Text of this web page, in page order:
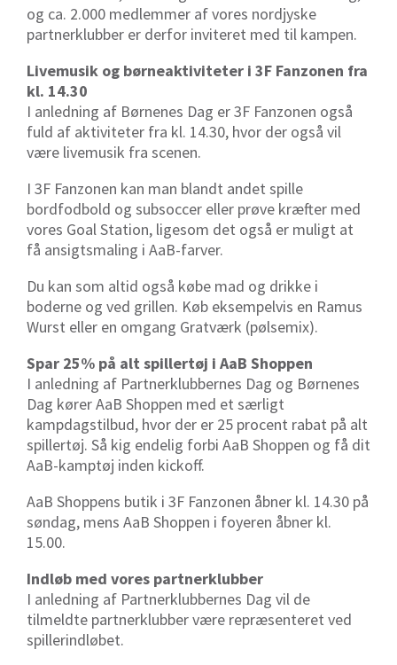
og ca. 2.000 medlemmer af vores nordjyske
partnerklubber er derfor inviteret med til kampen.
Livemusik og børneaktiviteter i 3F Fanzonen fra
kl. 14.30
I anledning af Børnenes Dag er 3F Fanzonen også
fuld af aktiviteter fra kl. 14.30, hvor der også vil
være livemusik fra scenen.
I 3F Fanzonen kan man blandt andet spille
bordfodbold og subsoccer eller prøve kræfter med
vores Goal Station, ligesom det også er muligt at
få ansigtsmaling i AaB-farver.
Du kan som altid også købe mad og drikke i
boderne og ved grillen. Køb eksempelvis en Ramus
Wurst eller en omgang Gratværk (pølsemix).
Spar 25% på alt spillertøj i AaB Shoppen
I anledning af Partnerklubbernes Dag og Børnenes
Dag kører AaB Shoppen med et særligt
kampdagstilbud, hvor der er 25 procent rabat på alt
spillertøj. Så kig endelig forbi AaB Shoppen og få dit
AaB-kamptøj inden kickoff.
AaB Shoppens butik i 3F Fanzonen åbner kl. 14.30 på
søndag, mens AaB Shoppen i foyeren åbner kl.
15.00.
Indløb med vores partnerklubber
I anledning af Partnerklubbernes Dag vil de
tilmeldte partnerklubber være repræsenteret ved
spillerindløbet.